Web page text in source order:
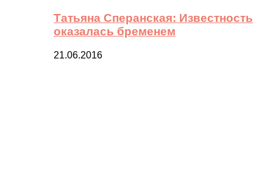
Татьяна Сперанская: Известность
оказалась бременем
21.06.2016